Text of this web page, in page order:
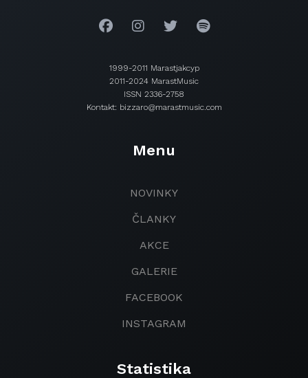
1999-2011 Marastjakcyp
2011-2024 MarastMusic
ISSN 2336-2758
Kontakt: bizzaro@marastmusic.com
Menu
NOVINKY
ČLANKY
AKCE
GALERIE
FACEBOOK
INSTAGRAM
Statistika